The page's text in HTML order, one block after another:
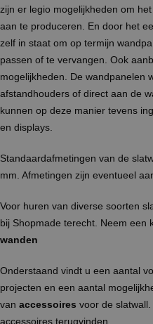
zijn er legio mogelijkheden om
aan te produceren. En door het
zelf in staat om op termijn
passen of te vervangen. Ook
mogelijkheden. De wandpanelen
afstandhouders of direct aan de
kunnen op deze manier tevens
en displays.
Standaardafmetingen van de
mm. Afmetingen zijn eventueel
Voor huren van diverse soorten
bij Shopmade terecht. Neem een
wanden
Onderstaand vindt u een aantal
projecten en een aantal
van accessoires voor de
accessoires terugvinden.